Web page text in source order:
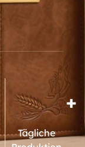
+
Tägliche